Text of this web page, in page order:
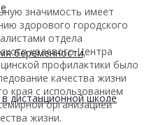
беременности
в дистанционной школе
значимость имеет
здорового городского
отдела
краевого Центра
профилактики было
качества жизни
края с использованием
организацией
жизни.